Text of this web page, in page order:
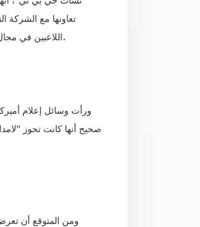
تعاونها مع
اللاعبين في مجال الذكاء الاصطناعي التي تخصص هذه الشركات استثمارات ضخمة له.
ورأت وسائل إعلام
صحيح أنها كانت تحوز
ومن المتوقع أن